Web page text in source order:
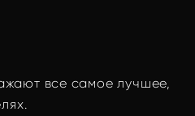
все самое лучшее,